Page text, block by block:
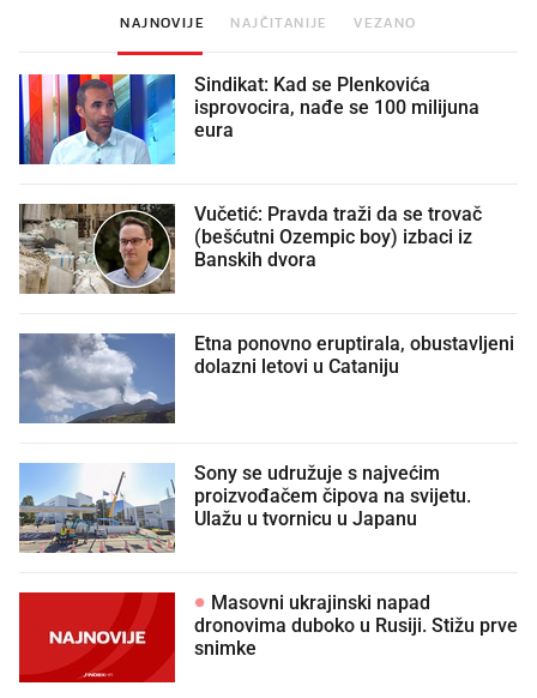
NAJNOVIJE NAJČITANIJE VEZANO
Sindikat: Kad se Plenkovića
isprovocira, nađe se 100 milijuna
eura
Vučetić: Pravda traži da se trovač
(bešćutni Ozempic boy) izbaci iz
Banskih dvora
Etna ponovno eruptirala, obustavljeni
dolazni letovi u Cataniju
Sony se udružuje s najvećim
proizvođačem čipova na svijetu.
Ulažu u tvornicu u Japanu
Masovni ukrajinski napad
dronovima duboko u Rusiji. Stižu prve
snimke